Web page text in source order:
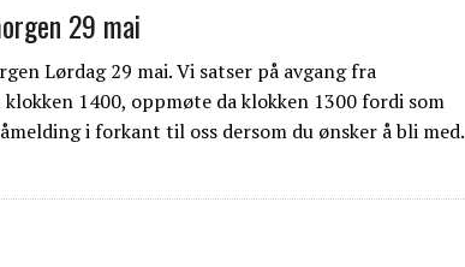
29 mai
Lørdag 29 mai. Vi satser på avgang fra
1400, oppmøte da klokken 1300 fordi som
i forkant til oss dersom du ønsker å bli med.